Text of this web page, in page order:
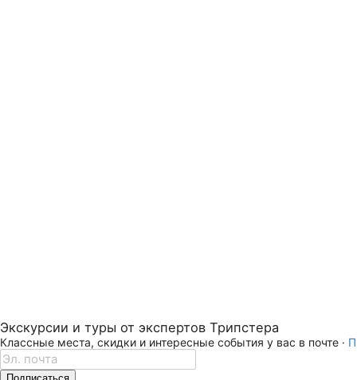
Экскурсии и туры от экспертов Трипстера
Классные места, скидки и интересные события у вас в почте ·